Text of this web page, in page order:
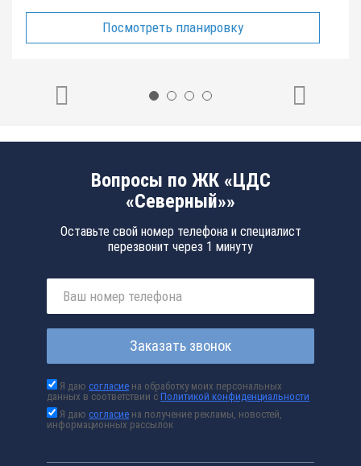
Посмотреть планировку
Вопросы по ЖК «ЦДС
«Северный»»
Оставьте свой номер телефона и специалист
перезвонит через 1 минуту
Заказать звонок
Я даюсогласие на обработку моих персональных
данных в соответствии сПолитикой конфиденциальности
Я даюсогласие на получение рекламы, новостей,
информационных рассылок